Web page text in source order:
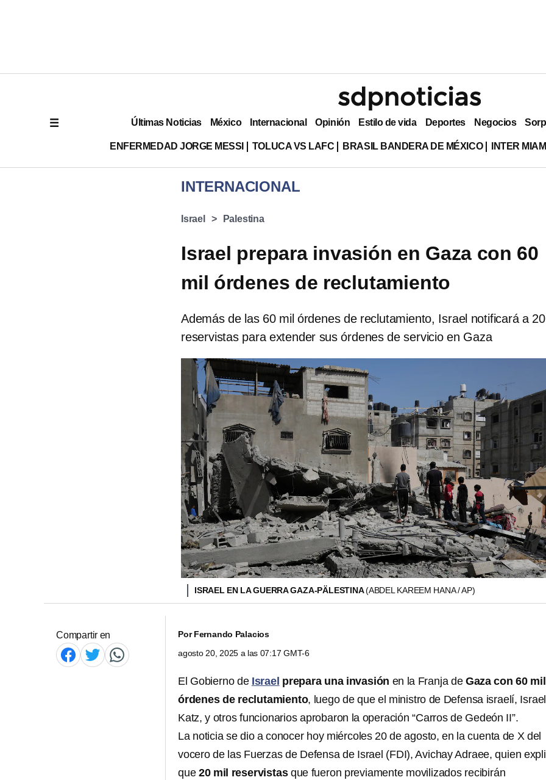
Últimas Noticias México Internacional Opinión Estilo de vida Deportes Negocios
ENFERMEDAD JORGE MESSI TOLUCA VS LAFC BRASIL BANDERA DE MÉXICO INTER
INTERNACIONAL
Israel Palestina
Israel prepara invasión en Gaza con 60
mil órdenes de reclutamiento
Además de las 60 mil órdenes de reclutamiento, Israel notificará a
reservistas para extender sus órdenes de servicio en Gaza
ISRAEL EN LA GUERRA GAZA-PÄLESTINA(ABDEL KAREEM HANA / AP)
Compartir en PorFernando Palacios
agosto 20, 2025 a las 07:17 GMT-6
El Gobierno de Israel prepara una invasión en la Franja deGaza con 60 mil
órdenes de reclutamiento, luego de que el ministro de Defensa israelí, Israel
Katz, y otros funcionarios aprobaron la operación “Carros de Gedeón II”.
La noticia se dio a conocer hoy miércoles 20 de agosto, en la cuenta de X del
vocero de las Fuerzas de Defensa de Israel (FDI), Avichay Adraee, quien
que 20 mil reservistas que fueron previamente movilizados recibirán